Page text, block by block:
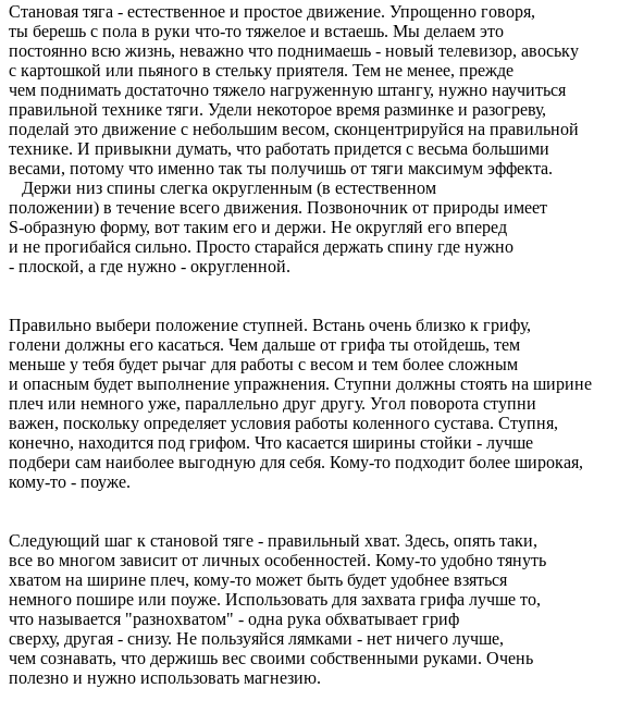
Становая тяга - естественное и простое движение. Упрощенно говоря,
ты берешь с пола в руки что-то тяжелое и встаешь. Мы делаем это
постоянно всю жизнь, неважно что поднимаешь - новый телевизор, авоську
с картошкой или пьяного в стельку приятеля. Тем не менее, прежде
чем поднимать достаточно тяжело нагруженную штангу, нужно научиться
правильной технике тяги. Удели некоторое время разминке и разогреву,
поделай это движение с небольшим весом, сконцентрируйся на правильной
технике. И привыкни думать, что работать придется с весьма большими
весами, потому что именно так ты получишь от тяги максимум эффекта.
Держи низ спины слегка округленным (в естественном
положении) в течение всего движения. Позвоночник от природы имеет
S-образную форму, вот таким его и держи. Не округляй его вперед
и не прогибайся сильно. Просто старайся держать спину где нужно
- плоской, а где нужно - округленной.
Правильно выбери положение ступней. Встань очень близко к грифу,
голени должны его касаться. Чем дальше от грифа ты отойдешь, тем
меньше у тебя будет рычаг для работы с весом и тем более сложным
и опасным будет выполнение упражнения. Ступни должны стоять на ширине
плеч или немного уже, параллельно друг другу. Угол поворота ступни
важен, поскольку определяет условия работы коленного сустава. Ступня,
конечно, находится под грифом. Что касается ширины стойки - лучше
подбери сам наиболее выгодную для себя. Кому-то подходит более широкая,
кому-то - поуже.
Следующий шаг к становой тяге - правильный хват. Здесь, опять таки,
все во многом зависит от личных особенностей. Кому-то удобно тянуть
хватом на ширине плеч, кому-то может быть будет удобнее взяться
немного пошире или поуже. Использовать для захвата грифа лучше то,
что называется "разнохватом" - одна рука обхватывает гриф
сверху, другая - снизу. Не пользуяйся лямками - нет ничего лучше,
чем сознавать, что держишь вес своими собственными руками. Очень
полезно и нужно использовать магнезию.